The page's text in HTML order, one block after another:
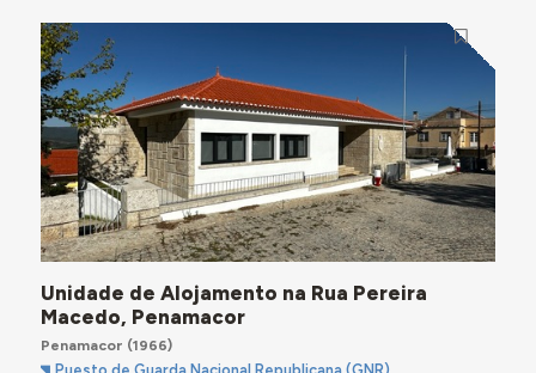
Unidade de Alojamento na Rua Pereira
Macedo, Penamacor
Penamacor (1966)